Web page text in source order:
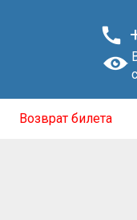

Возврат билета